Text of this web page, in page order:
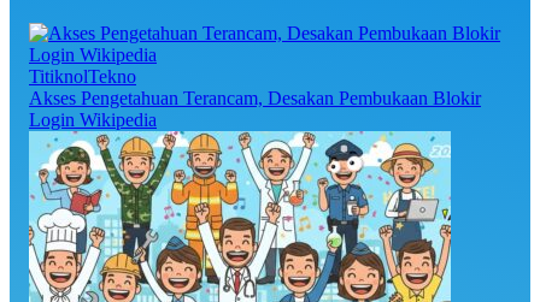
TitiknolTekno
Akses Pengetahuan Terancam, Desakan Pembukaan Blokir
Login Wikipedia